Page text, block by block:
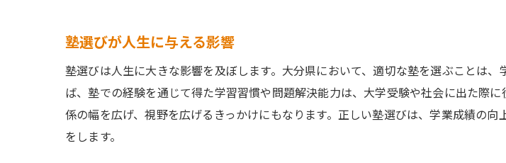
集団授業型塾のメリット
オンライン塾の利便性
志望校別対策塾の活用法
塾選びが人生に与える影響
塾選びは人生に大きな影響を及ぼします。大分県において、適切な塾を選ぶことは
ば、塾での経験を通じて得た学習習慣や問題解決能力は、大学受験や社会に出た際
係の幅を広げ、視野を広げるきっかけにもなります。正しい塾選びは、学業成績の
をします。